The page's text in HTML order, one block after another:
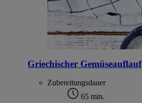
Griechischer Gemüseauflauf
Zubereitungsdauer
65 min.